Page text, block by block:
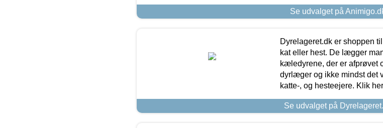
Se udvalget på
Dyrelageret.dk er shoppen
kat eller hest. De lægger
kæledyrene, der er afprøvet
dyrlæger og ikke mindst det
katte-, og hesteejere. Klik
Se udvalget på